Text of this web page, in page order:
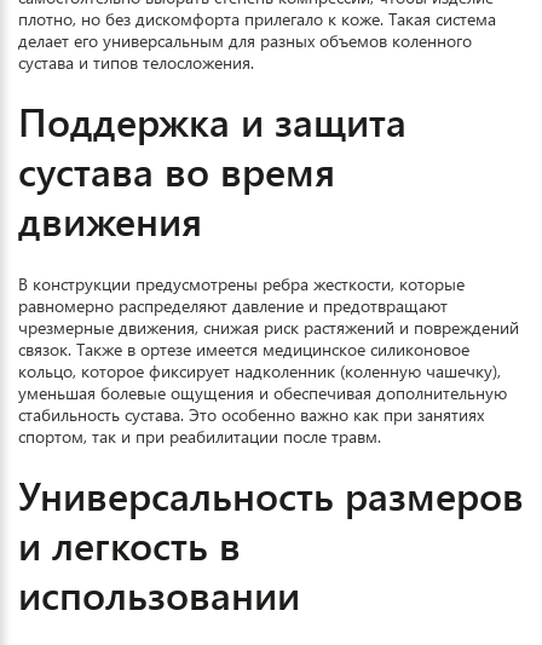
плотно, но без дискомфорта прилегало к коже. Такая система
делает его универсальным для разных объемов коленного
сустава и типов телосложения.
Поддержка и защита
сустава во время
движения
В конструкции предусмотрены ребра жесткости, которые
равномерно распределяют давление и предотвращают
чрезмерные движения, снижая риск растяжений и повреждений
связок. Также в ортезе имеется медицинское силиконовое
кольцо, которое фиксирует надколенник (коленную чашечку),
уменьшая болевые ощущения и обеспечивая дополнительную
стабильность сустава. Это особенно важно как при занятиях
спортом, так и при реабилитации после травм.
Универсальность размеров
и легкость в
использовании